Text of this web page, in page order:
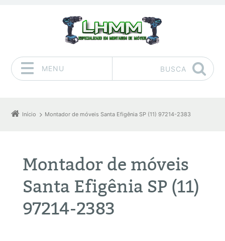
MENU BUSCA
Início Montador de móveis Santa Efigênia SP (11) 97214-2383
Montador de móveis
Santa Efigênia SP (11)
97214-2383